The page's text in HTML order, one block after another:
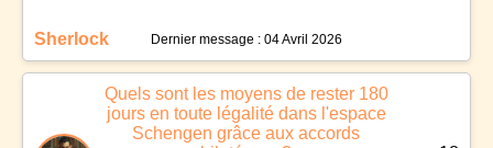
Sherlock Dernier message : 04 Avril 2026
Quels sont les moyens de rester 180
jours en toute légalité dans l'espace
Schengen grâce aux accords